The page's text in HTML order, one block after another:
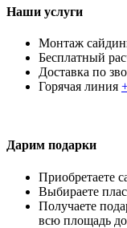
Наши услуги
Монтаж
Бесплатный
Доставка по
Горячая линия
Дарим подарки
Приобретаете
Выбираете
Получаете
всю площадь